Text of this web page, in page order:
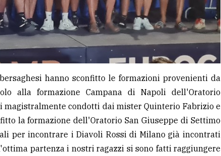
hanno sconfitto le formazioni provenienti da
alla formazione Campana di Napoli dell'Oratorio
magistralmente condotti dai mister Quinterio Fabrizio e
la formazione dell'Oratorio San Giuseppe di Settimo
per incontrare i Diavoli Rossi di Milano già incontrati
partenza i nostri ragazzi si sono fatti raggiungere